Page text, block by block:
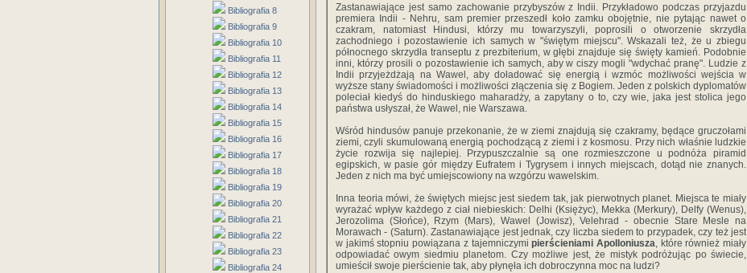
Bibliografia 8
Bibliografia 9
Bibliografia 10
Bibliografia 11
Bibliografia 12
Bibliografia 13
Bibliografia 14
Bibliografia 15
Bibliografia 16
Bibliografia 17
Bibliografia 18
Bibliografia 19
Bibliografia 20
Bibliografia 21
Bibliografia 22
Bibliografia 23
Bibliografia 24
Zastanawiające jest samo zachowanie przybyszów z Indii. Przykładowo podczas przyjazdu
premiera Indii - Nehru, sam premier przeszedł koło zamku obojętnie, nie pytając nawet o
czakram, natomiast Hindusi, którzy mu towarzyszyli, poprosili o otworzenie skrzydła
zachodniego i pozostawienie ich samych w "świętym miejscu". Wskazali też, że u zbiegu
północnego skrzydła transeptu z prezbiterium, w głębi znajduje się święty kamień. Podobnie
inni, którzy prosili o pozostawienie ich samych, aby w ciszy mogli "wdychać pranę". Ludzie z
Indii przyjeżdżają na Wawel, aby doładować się energią i wzmóc możliwości wejścia w
wyższe stany świadomości i możliwości złączenia się z Bogiem. Jeden z polskich dyplomatów
poleciał kiedyś do hinduskiego maharadży, a zapytany o to, czy wie, jaka jest stolica jego
państwa usłyszał, że Wawel, nie Warszawa.
Wśród hindusów panuje przekonanie, że w ziemi znajdują się czakramy, będące gruczołami
ziemi, czyli skumulowaną energią pochodzącą z ziemi i z kosmosu. Przy nich właśnie ludzkie
życie rozwija się najlepiej. Przypuszczalnie są one rozmieszczone u podnóża piramid
egipskich, w pasie gór między Eufratem i Tygrysem i innych miejscach, dotąd nie znanych.
Jeden z nich ma być umiejscowiony na wzgórzu wawelskim.
Inna teoria mówi, że świętych miejsc jest siedem tak, jak pierwotnych planet. Miejsca te miały
wyrażać wpływ każdego z ciał niebieskich: Delhi (Księżyc), Mekka (Merkury), Delfy (Wenus),
Jerozolima (Słońce), Rzym (Mars), Wawel (Jowisz), Velehrad - obecnie Stare Mesle na
Morawach - (Saturn). Zastanawiające jest jednak, czy liczba siedem to przypadek, czy też jest
w jakimś stopniu powiązana z tajemniczymipierścieniami Apolloniusza, które również miały
odpowiadać owym siedmiu planetom. Czy możliwe jest, że mistyk podróżując po świecie,
umieścił swoje pierścienie tak, aby płynęła ich dobroczynna moc na ludzi?